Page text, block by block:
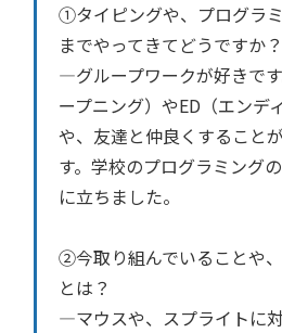
①タイピングや、プログラ
までやってきてどうですか？
―グループワークが好きで
ープニング）やED（エンデ
や、友達と仲良くすること
す。学校のプログラミング
に立ちました。
②今取り組んでいることや
とは？
―マウスや、スプライトに